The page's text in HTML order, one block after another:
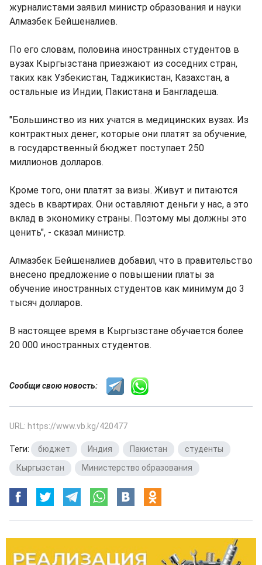
журналистами заявил министр образования и науки
Алмазбек Бейшеналиев.
По его словам, половина иностранных студентов в
вузах Кыргызстана приезжают из соседних стран,
таких как Узбекистан, Таджикистан, Казахстан, а
остальные из Индии, Пакистана и Бангладеша.
"Большинство из них учатся в медицинских вузах. Из
контрактных денег, которые они платят за обучение,
в государственный бюджет поступает 250
миллионов долларов.
Кроме того, они платят за визы. Живут и питаются
здесь в квартирах. Они оставляют деньги у нас, а это
вклад в экономику страны. Поэтому мы должны это
ценить", - сказал министр.
Алмазбек Бейшеналиев добавил, что в правительство
внесено предложение о повышении платы за
обучение иностранных студентов как минимум до 3
тысяч долларов.
В настоящее время в Кыргызстане обучается более
20 000 иностранных студентов.
Сообщи свою новость:
URL: https://www.vb.kg/420477
Теги: бюджет Индия Пакистан студенты
Кыргызстан
Министерство образования